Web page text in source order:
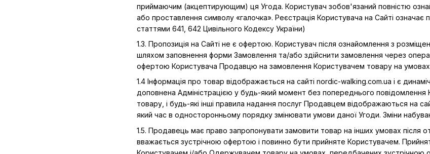
приймаючим (акцептирующим) ця Угода. Користувач зобов'язаний повністю
або проставлення символу «галочка». Реєстрація Користувача на Сайті означає
статтями 641, 642 Цивільного Кодексу України)
1.3. Пропозиція на Сайті не є офертою. Користувач після ознайомлення з
шляхом заповнення форми Замовлення та/або здійснити замовлення через
офертою Користувача Продавцю на замовлення Користувачем товару на умовах,
1.4 Інформація про товар відображається на сайті nordic-walking.com.ua і є
доповнена Адміністрацією у будь-який момент без попереднього повідомлення
товару, і будь-які інші правила надання послуг Продавцем відображаються на
який час в односторонньому порядку змінювати умови даної Угоди. Зміни
1.5. Продавець має право запропонувати замовити товар на інших умовах після
вважається зустрічною офертою і повинно бути прийняте Користувачем.